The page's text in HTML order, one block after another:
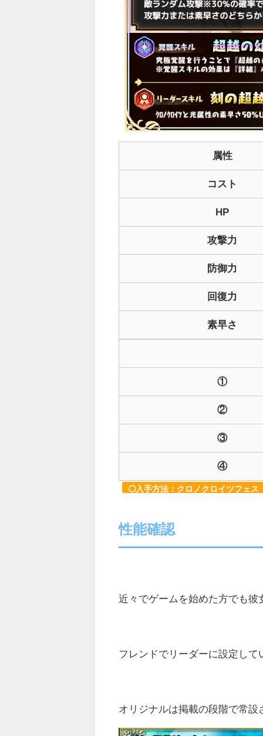
属性
コスト
HP
攻撃力
防御力
回復力
素早さ
①
②
③
④
入手方法：クロノクロイツフェス
性能確認
近々でゲームを始めた方でも
フレンドでリーダーに設定し
オリジナルは掲載の段階で常